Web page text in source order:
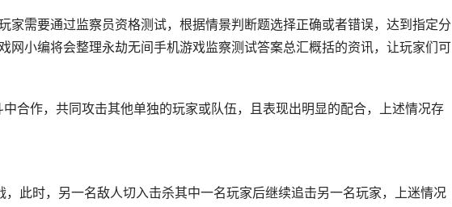
家需要通过监察员资格测试，根据情景判断题选择正确或者错误，达到指定分
网小编将会整理永劫无间手机游戏监察测试答案总汇概括的资讯，让玩家们可
合作，共同攻击其他单独的玩家或队伍，且表现出明显的配合，上述情况存
此时，另一名敌人切入击杀其中一名玩家后继续追击另一名玩家，上迷情况